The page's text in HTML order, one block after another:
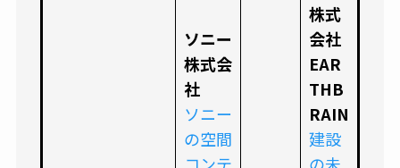
ソニー
株式会
社
ソニー
の空間
株式
会社
EAR
THB
RAIN
建設